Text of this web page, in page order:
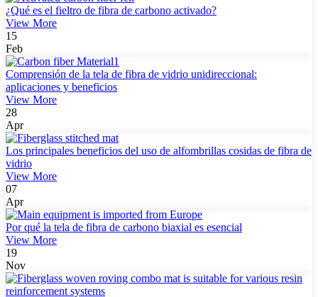
¿Qué es el fieltro de fibra de carbono activado?
View More
15
Feb
Comprensión de la tela de fibra de vidrio unidireccional:
aplicaciones y beneficios
View More
28
Apr
Los principales beneficios del uso de alfombrillas cosidas de fibra de
vidrio
View More
07
Apr
Por qué la tela de fibra de carbono biaxial es esencial
View More
19
Nov